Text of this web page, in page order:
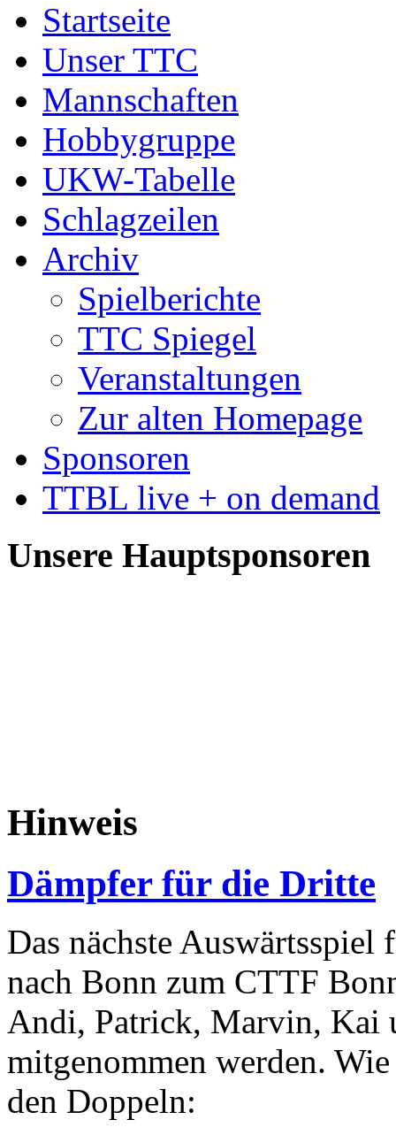
Startseite
Unser TTC
Mannschaften
Hobbygruppe
UKW-Tabelle
Schlagzeilen
Archiv
Spielberichte
TTC Spiegel
Veranstaltungen
Zur alten Homepage
Sponsoren
TTBL live + on demand
Unsere Hauptsponsoren
Hinweis
Dämpfer für die Dritte
Das nächste
nach Bonn zum CTTF
Andi, Patrick, Marvin, Kai
mitgenommen werden.
den Doppeln: